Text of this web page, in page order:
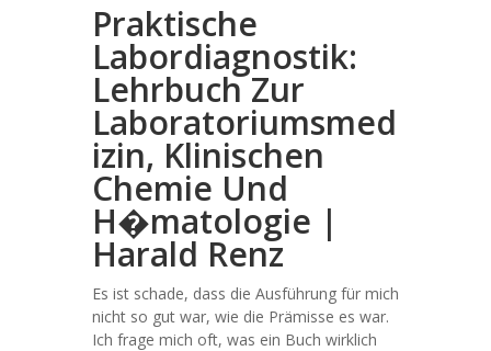
Praktische
Labordiagnostik:
Lehrbuch Zur
Laboratoriumsmed
izin, Klinischen
Chemie Und
H�matologie |
Harald Renz
Es ist schade, dass die Ausführung für mich
nicht so gut war, wie die Prämisse es war.
Ich frage mich oft, was ein Buch wirklich